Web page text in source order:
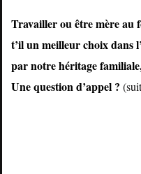
Travailler ou être mère au
t’il un meilleur choix dans
par notre héritage
Une question d’appel ?